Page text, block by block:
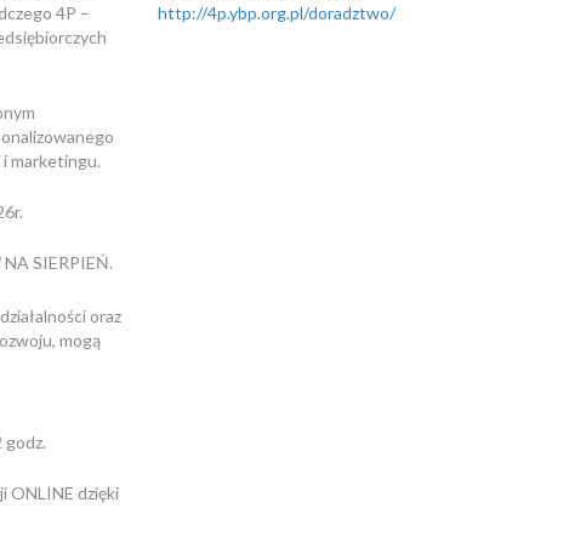
4P –
marketingu.
SIERPIEŃ.
oraz
mogą
godz.
ONLINE dzięki
http://4p.ybp.org.pl/doradztwo/